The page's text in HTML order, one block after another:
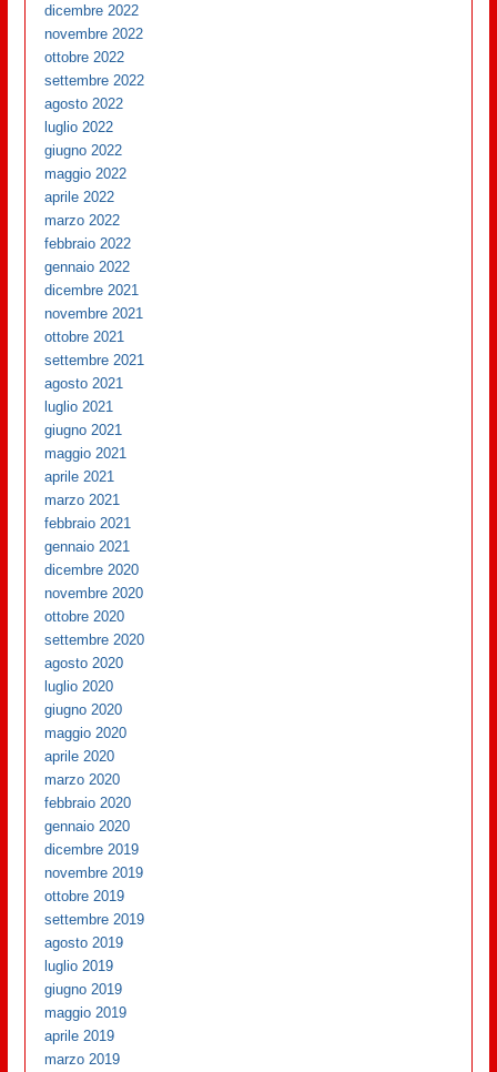
dicembre 2022
novembre 2022
ottobre 2022
settembre 2022
agosto 2022
luglio 2022
giugno 2022
maggio 2022
aprile 2022
marzo 2022
febbraio 2022
gennaio 2022
dicembre 2021
novembre 2021
ottobre 2021
settembre 2021
agosto 2021
luglio 2021
giugno 2021
maggio 2021
aprile 2021
marzo 2021
febbraio 2021
gennaio 2021
dicembre 2020
novembre 2020
ottobre 2020
settembre 2020
agosto 2020
luglio 2020
giugno 2020
maggio 2020
aprile 2020
marzo 2020
febbraio 2020
gennaio 2020
dicembre 2019
novembre 2019
ottobre 2019
settembre 2019
agosto 2019
luglio 2019
giugno 2019
maggio 2019
aprile 2019
marzo 2019